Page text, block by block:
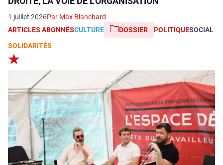
1 juillet 2026Par Max Blanchard
ARTICLES ABONNÉSCULTURE DOSSIER POLITIQUESOCIAL
SOLIDARITÉS